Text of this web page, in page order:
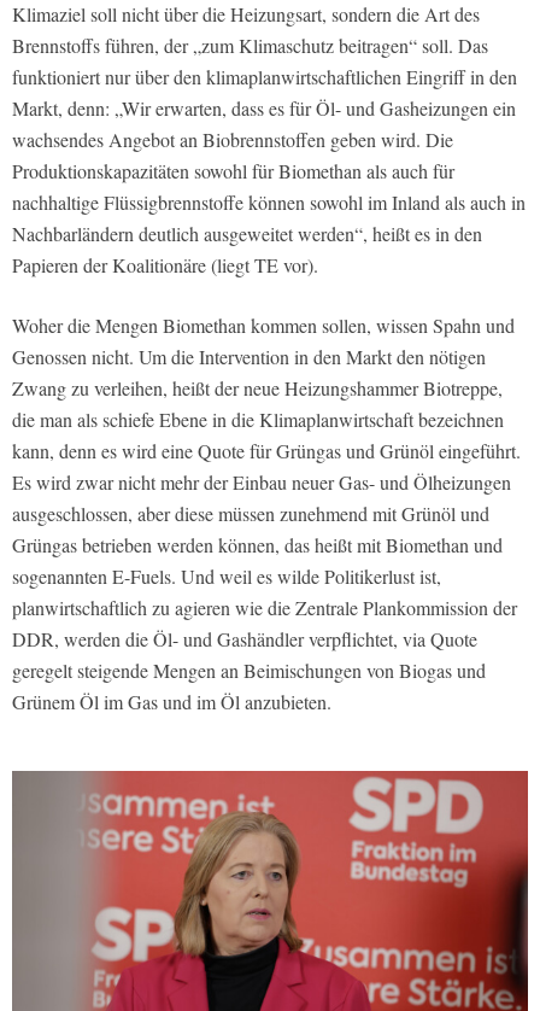
Klimaziel soll nicht über die Heizungsart, sondern die Art des
Brennstoffs führen, der „zum Klimaschutz beitragen“ soll. Das
funktioniert nur über den klimaplanwirtschaftlichen Eingriff in den
Markt, denn: „Wir erwarten, dass es für Öl- und Gasheizungen ein
wachsendes Angebot an Biobrennstoffen geben wird. Die
Produktionskapazitäten sowohl für Biomethan als auch für
nachhaltige Flüssigbrennstoffe können sowohl im Inland als auch in
Nachbarländern deutlich ausgeweitet werden“, heißt es in den
Papieren der Koalitionäre (liegt TE vor).
Woher die Mengen Biomethan kommen sollen, wissen Spahn und
Genossen nicht. Um die Intervention in den Markt den nötigen
Zwang zu verleihen, heißt der neue Heizungshammer Biotreppe,
die man als schiefe Ebene in die Klimaplanwirtschaft bezeichnen
kann, denn es wird eine Quote für Grüngas und Grünöl eingeführt.
Es wird zwar nicht mehr der Einbau neuer Gas- und Ölheizungen
ausgeschlossen, aber diese müssen zunehmend mit Grünöl und
Grüngas betrieben werden können, das heißt mit Biomethan und
sogenannten E-Fuels. Und weil es wilde Politikerlust ist,
planwirtschaftlich zu agieren wie die Zentrale Plankommission der
DDR, werden die Öl- und Gashändler verpflichtet, via Quote
geregelt steigende Mengen an Beimischungen von Biogas und
Grünem Öl im Gas und im Öl anzubieten.